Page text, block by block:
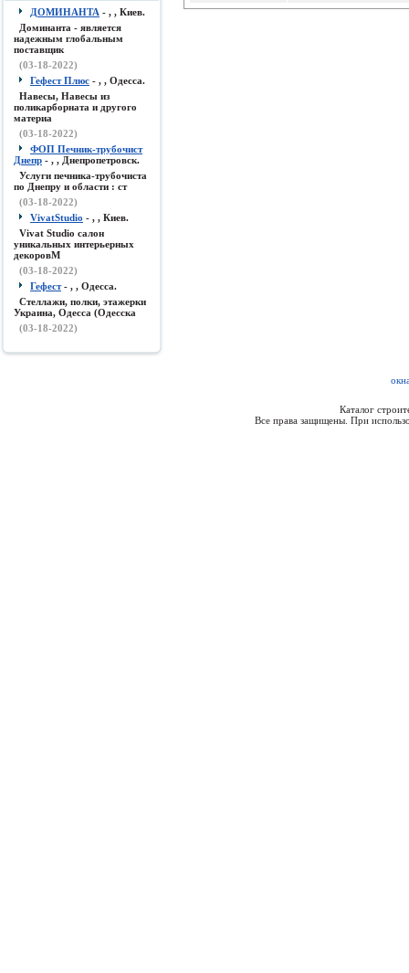
ДОМИНАНТА - , , Киев.
Доминанта - является
надежным глобальным
поставщик
(03-18-2022)
Гефест Плюс - , , Одесса.
Навесы, Навесы из
поликарборната и другого
материа
(03-18-2022)
ФОП Печник-трубочист
Днепр - , , Днепропетровск.
Услуги печника-трубочиста
по Днепру и области : ст
(03-18-2022)
VivatStudio - , , Киев.
Vivat Studio салон
уникальных интерьерных
декоровМ
(03-18-2022)
Гефест- , , Одесса.
Стеллажи, полки, этажерки
Украина, Одесса (Одесска
(03-18-2022)
Каталог
Все права защищены. При